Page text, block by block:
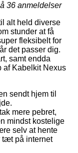
36 anmeldelser
alt held diverse
stunder at få
fleksibelt for
det passer dig.
samt endda
af Kabelkit Nexus
sendt hjem til
mere pebret,
mindst kostelige
selv at hente
tæt på internet